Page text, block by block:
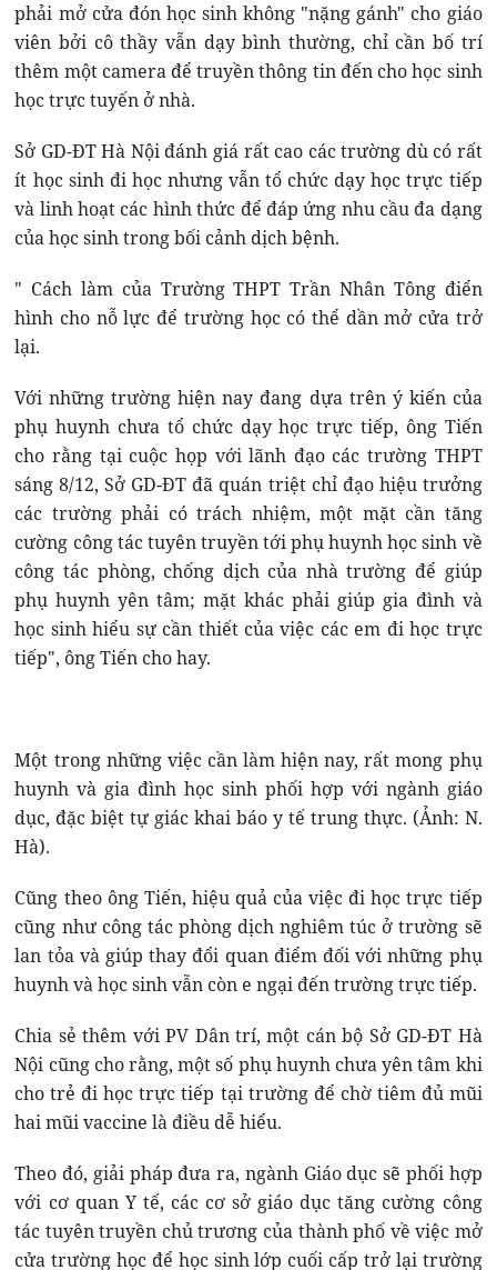
phải mở cửa đón học sinh không "nặng gánh" cho giáo
viên bởi cô thầy vẫn dạy bình thường, chỉ cần bố trí
thêm một camera để truyền thông tin đến cho học sinh
học trực tuyến ở nhà.
Sở GD-ĐT Hà Nội đánh giá rất cao các trường dù có rất
ít học sinh đi học nhưng vẫn tổ chức dạy học trực tiếp
và linh hoạt các hình thức để đáp ứng nhu cầu đa dạng
của học sinh trong bối cảnh dịch bệnh.
" Cách làm của Trường THPT Trần Nhân Tông điển
hình cho nỗ lực để trường học có thể dần mở cửa trở
lại.
Với những trường hiện nay đang dựa trên ý kiến của
phụ huynh chưa tổ chức dạy học trực tiếp, ông Tiến
cho rằng tại cuộc họp với lãnh đạo các trường THPT
sáng 8/12, Sở GD-ĐT đã quán triệt chỉ đạo hiệu trưởng
các trường phải có trách nhiệm, một mặt cần tăng
cường công tác tuyên truyền tới phụ huynh học sinh về
công tác phòng, chống dịch của nhà trường để giúp
phụ huynh yên tâm; mặt khác phải giúp gia đình và
học sinh hiểu sự cần thiết của việc các em đi học trực
tiếp", ông Tiến cho hay.
Một trong những việc cần làm hiện nay, rất mong phụ
huynh và gia đình học sinh phối hợp với ngành giáo
dục, đặc biệt tự giác khai báo y tế trung thực. (Ảnh: N.
Hà).
Cũng theo ông Tiến, hiệu quả của việc đi học trực tiếp
cũng như công tác phòng dịch nghiêm túc ở trường sẽ
lan tỏa và giúp thay đổi quan điểm đối với những phụ
huynh và học sinh vẫn còn e ngại đến trường trực tiếp.
Chia sẻ thêm với PV Dân trí, một cán bộ Sở GD-ĐT Hà
Nội cũng cho rằng, một số phụ huynh chưa yên tâm khi
cho trẻ đi học trực tiếp tại trường để chờ tiêm đủ mũi
hai mũi vaccine là điều dễ hiểu.
Theo đó, giải pháp đưa ra, ngành Giáo dục sẽ phối hợp
với cơ quan Y tế, các cơ sở giáo dục tăng cường công
tác tuyên truyền chủ trương của thành phố về việc mở
cửa trường học để học sinh lớp cuối cấp trở lại trường